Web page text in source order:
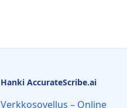
Hanki AccurateScribe.ai
Verkkosovellus – Online